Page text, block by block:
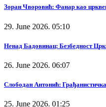
Зоран Чворовић: Фанар као
29. June 2026. 05:10
Ненад Бадовинац: Безбедност
26. June 2026. 06:07
Слободан Антонић:
25. June 2026. 01:25